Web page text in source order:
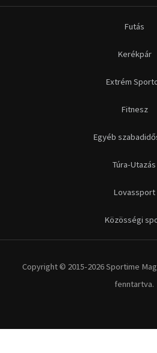
Futás
Kerékpár
Extrém
Fitnesz
Egyéb
Túra-Utazás
Lovassport
Közösségi
Copyright © 2015-2026 Sportime
fenntartva.